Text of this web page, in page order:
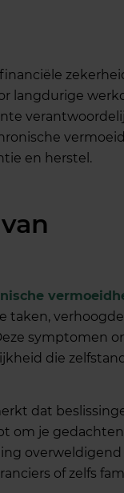
langdurige
en herstel.
taken,
symptomen
die
dat
om je
overweldigend
of zelfs